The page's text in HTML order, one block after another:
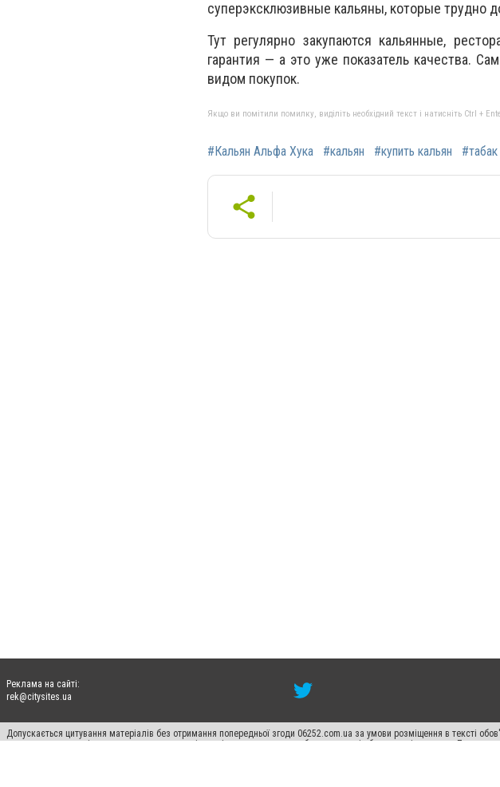
суперэксклюзивные кальяны, которые трудно
Тут регулярно закупаются кальянные,
гарантия — а это уже показатель качества.
видом покупок.
Якщо ви помітили помилку, виділіть необхідний текст і натисніть Ctrl +
#Кальян Альфа Хука #кальян #купить кальян #табак
Реклама на сайті:
rek@citysites.ua
Допускається цитування матеріалів без отримання попередньої згоди 06252.com.ua за умови розміщення в тексті
пошукових систем гіперпосилання на цитовані статті не нижче другого абзацу в тексті або в якості джерела.